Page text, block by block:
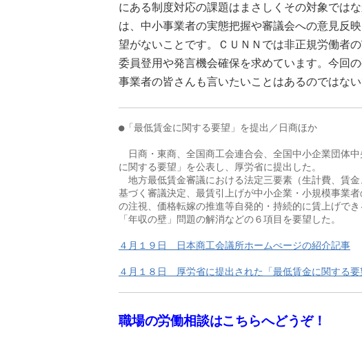
にある制度対応の課題はまさしくその対象では
は、中小事業者の実態把握や審議会への意見反
望がないことです。ＣＵＮＮでは非正規労働者
委員登用や発言機会確保を求めています。今回
事業者の皆さんも言いたいことはあるのではない
●「最低賃金に関する要望」を提出／日商ほか
日商・東商、全国商工会連合会、全国中小企業団体
に関する要望」を公表し、厚労省に提出した。
地方最低賃金審議における法定三要素（生計費、賃
基づく審議決定、最賃引上げが中小企業・小規模事業
の注視、価格転嫁の推進等自発的・持続的に賃上げで
「年収の壁」問題の解消などの６項目を要望した。
４月１９日　日本商工会議所ホームぺージの紹介記事
４月１８日　厚労省に提出された「最低賃金に関する
職場の労働相談はこちらへどうぞ！